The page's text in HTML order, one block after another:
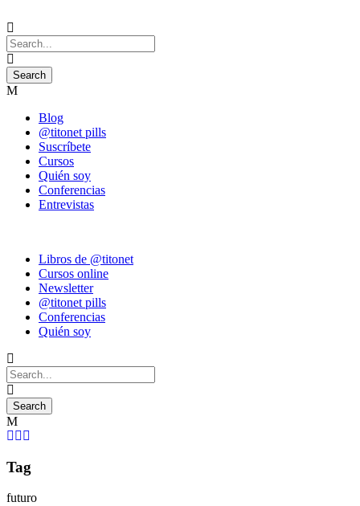
Blog
@titonet pills
Suscríbete
Cursos
Quién soy
Conferencias
Entrevistas
Libros de @titonet
Cursos online
Newsletter
@titonet pills
Conferencias
Quién soy
Tag
futuro